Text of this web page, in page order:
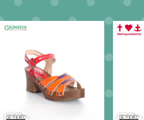
optie
kan
gekozen